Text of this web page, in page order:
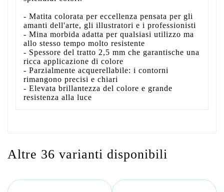
- Matita colorata per eccellenza pensata per gli
amanti dell'arte, gli illustratori e i professionisti
- Mina morbida adatta per qualsiasi utilizzo ma
allo stesso tempo molto resistente
- Spessore del tratto 2,5 mm che garantische una
ricca applicazione di colore
- Parzialmente acquerellabile: i contorni
rimangono precisi e chiari
- Elevata brillantezza del colore e grande
resistenza alla luce
Altre 36 varianti disponibili